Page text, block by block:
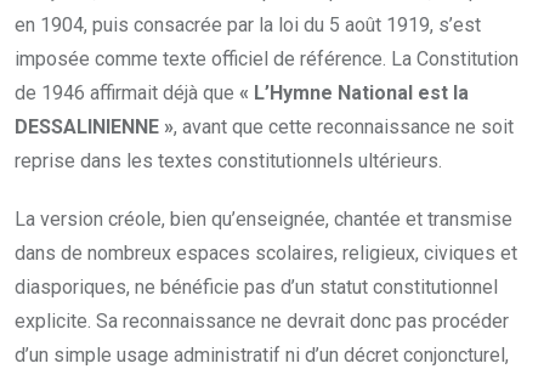
en 1904, puis consacrée par la loi du 5 août 1919, s’est
imposée comme texte officiel de référence. La Constitution
de 1946 affirmait déjà que « L’Hymne National est la
DESSALINIENNE », avant que cette reconnaissance ne soit
reprise dans les textes constitutionnels ultérieurs.
La version créole, bien qu’enseignée, chantée et transmise
dans de nombreux espaces scolaires, religieux, civiques et
diasporiques, ne bénéficie pas d’un statut constitutionnel
explicite. Sa reconnaissance ne devrait donc pas procéder
d’un simple usage administratif ni d’un décret conjoncturel,